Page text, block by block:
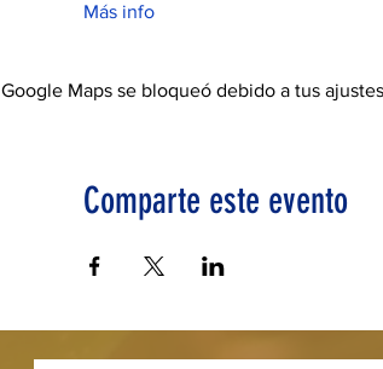
Más info
Google Maps se bloqueó debido a tus
Comparte este evento